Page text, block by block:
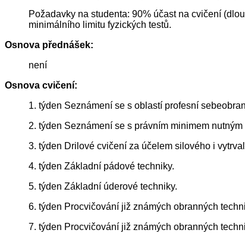
Požadavky na studenta: 90% účast na cvičení
minimálního limitu fyzických testů.
Osnova přednášek:
není
Osnova cvičení:
1. týden Seznámení se s oblastí profesní
2. týden Seznámení se s právním minimem
3. týden Drilové cvičení za účelem silového i
4. týden Základní pádové techniky.
5. týden Základní úderové techniky.
6. týden Procvičování již známých obranných
7. týden Procvičování již známých obranných